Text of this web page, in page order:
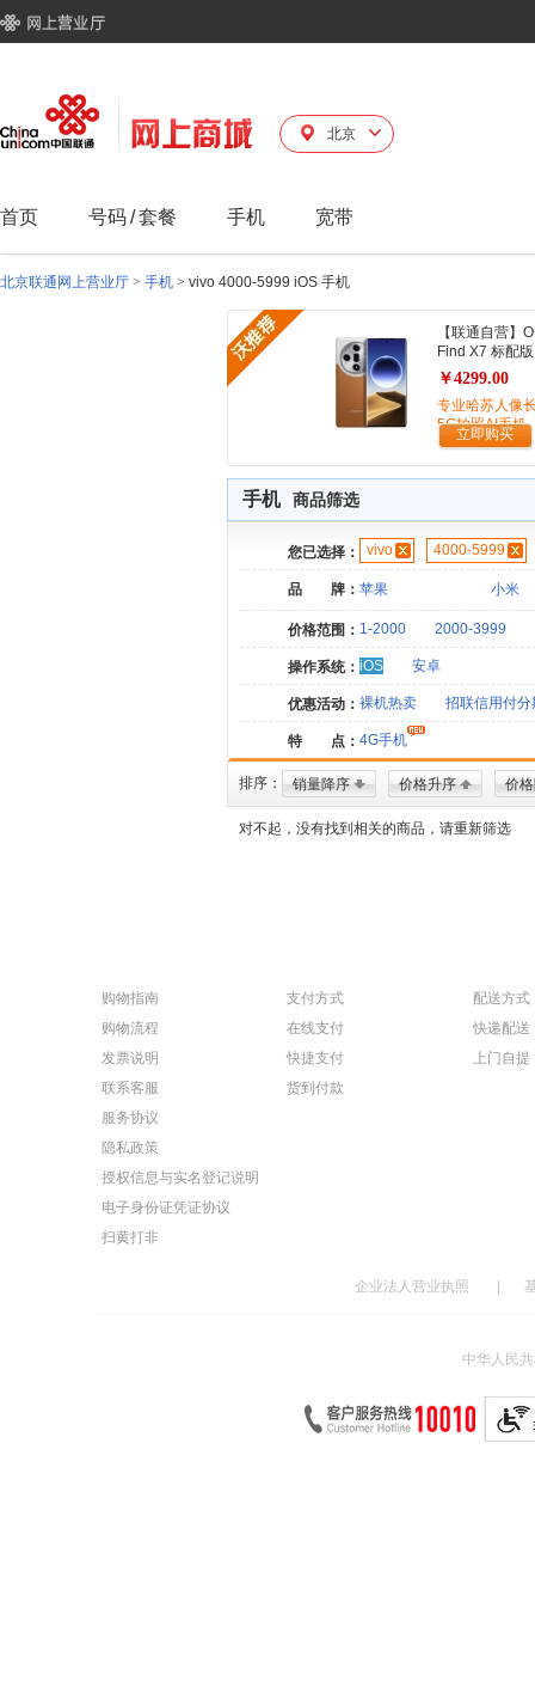
北京
首页 号码/套餐 手机 宽带
北京联通网上营业厅 > 手机 > vivo 4000-5999 iOS 手机
【联通自营】
Find X7 标配版
￥4299.00
专业哈苏人像
5G拍照AI手机
立即购买
手机 商品筛选
您已选择： vivo 4000-5999
品 牌： 苹果 小米
价格范围： 1-2000 2000-3999
操作系统： iOS 安卓
优惠活动： 裸机热卖 招联信用付分
特 点： 4G手机
排序： 销量降序 价格升序 价
对不起，没有找到相关的商品，请重新筛选
购物指南
购物流程
发票说明
联系客服
服务协议
隐私政策
授权信息与实名登记说明
电子身份证凭证协议
扫黄打非
支付方式
在线支付
快捷支付
货到付款
配送方式
快递配送
上门自提
企业法人营业执照
中华人民